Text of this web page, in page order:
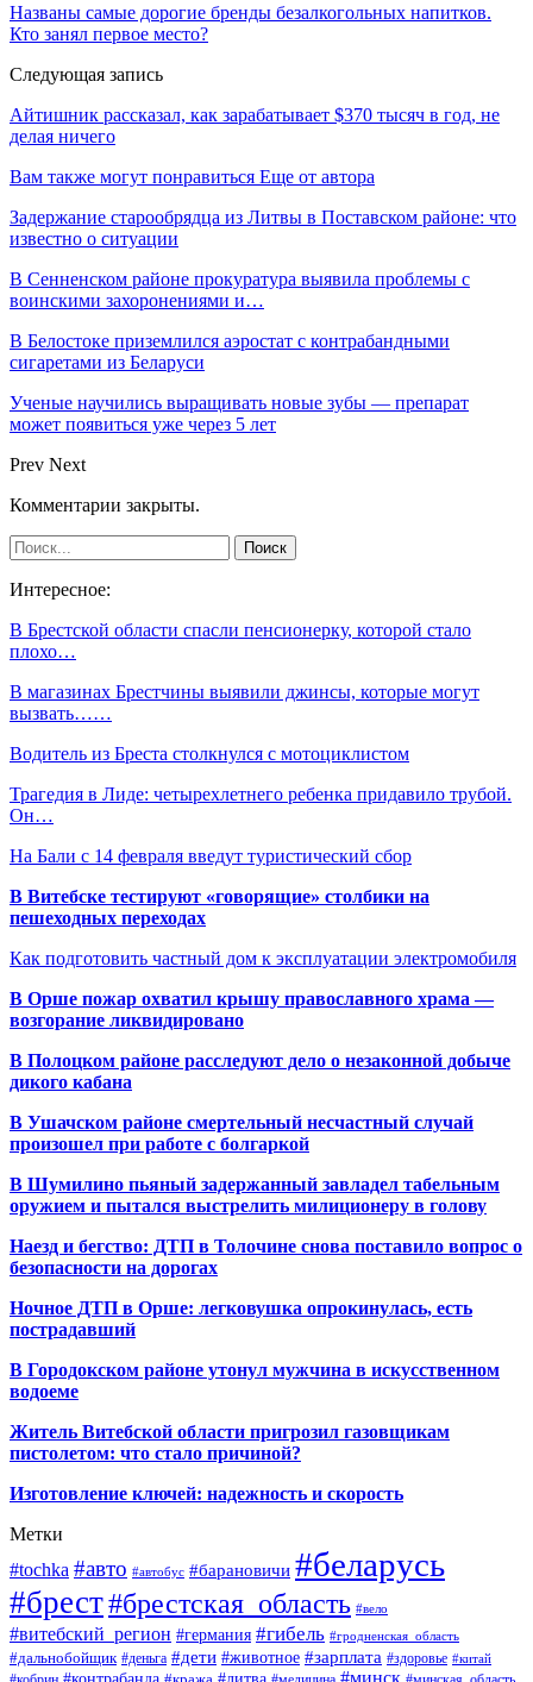
Названы самые дорогие бренды безалкогольных напитков.
Кто занял первое место?
Следующая запись
Айтишник рассказал, как зарабатывает $370 тысяч в год, не
делая ничего
Вам также могут понравиться Еще от автора
Задержание старообрядца из Литвы в Поставском районе: что
известно о ситуации
В Сенненском районе прокуратура выявила проблемы с
воинскими захоронениями и…
В Белостоке приземлился аэростат с контрабандными
сигаретами из Беларуси
Ученые научились выращивать новые зубы — препарат
может появиться уже через 5 лет
Prev Next
Комментарии закрыты.
Интересное:
В Брестской области спасли пенсионерку, которой стало
плохо…
В магазинах Брестчины выявили джинсы, которые могут
вызвать……
Водитель из Бреста столкнулся с мотоциклистом
Трагедия в Лиде: четырехлетнего ребенка придавило трубой.
Он…
На Бали с 14 февраля введут туристический сбор
В Витебске тестируют «говорящие» столбики на
пешеходных переходах
Как подготовить частный дом к эксплуатации электромобиля
В Орше пожар охватил крышу православного храма —
возгорание ликвидировано
В Полоцком районе расследуют дело о незаконной добыче
дикого кабана
В Ушачском районе смертельный несчастный случай
произошел при работе с болгаркой
В Шумилино пьяный задержанный завладел табельным
оружием и пытался выстрелить милиционеру в голову
Наезд и бегство: ДТП в Толочине снова поставило вопрос о
безопасности на дорогах
Ночное ДТП в Орше: легковушка опрокинулась, есть
пострадавший
В Городокском районе утонул мужчина в искусственном
водоеме
Житель Витебской области пригрозил газовщикам
пистолетом: что стало причиной?
Изготовление ключей: надежность и скорость
Метки
#tochka #авто #автобус #барановичи #беларусь
#брест#брестская_область #вело
#витебский_регион #германия #гибель #гродненская_область
#дальнобойщик #деньга #дети #животное #зарплата #здоровье #китай
#минск